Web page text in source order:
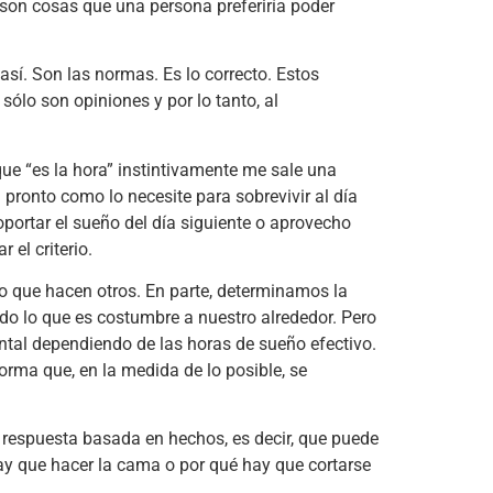
cosas que una persona preferiría poder
Son las normas. Es lo correcto. Estos
son opiniones y por lo tanto, al
“es la hora” instintivamente me sale una
como lo necesite para sobrevivir al día
el sueño del día siguiente o aprovecho
el criterio.
que hacen otros. En parte, determinamos la
lo que es costumbre a nuestro alrededor. Pero
dependiendo de las horas de sueño efectivo.
que, en la medida de lo posible, se
basada en hechos, es decir, que puede
que hacer la cama o por qué hay que cortarse